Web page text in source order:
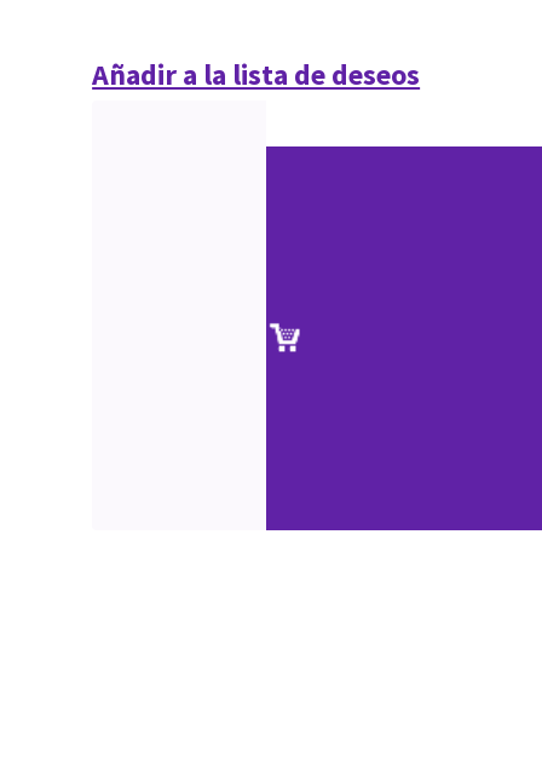
Añadir a la lista de deseos